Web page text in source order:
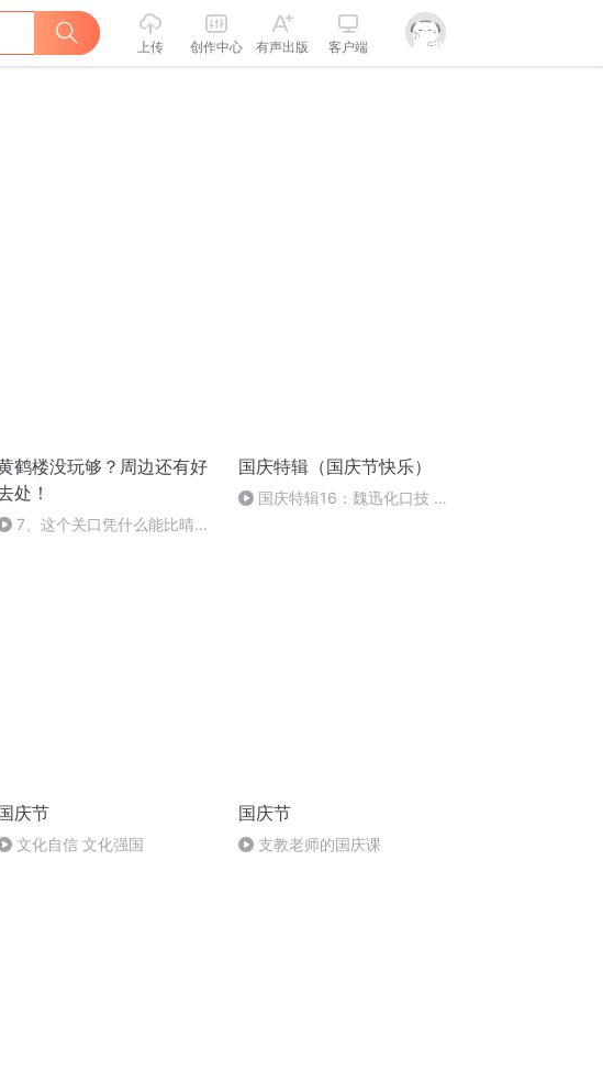
上传 创作中心 有声出版 客户端
鹤楼没玩够？周边还有好
处！
7、这个关口凭什么能比晴川
国庆特辑（国庆节快乐）
国庆特辑16：魏迅化口技 二
庆节
文化自信 文化强国
国庆节
支教老师的国庆课